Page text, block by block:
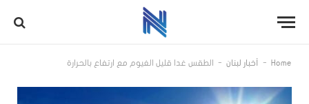
Home
- أخبار لبنان - الطقس غدا قليل الغيوم مع ارتفاع بالحرارة